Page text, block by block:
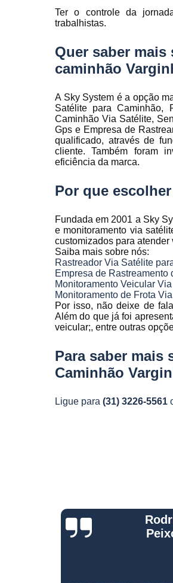
Ter o controle da
trabalhistas.
Quer saber
caminhão
A Sky System é a opção
Satélite para Caminhão,
Caminhão Via Satélite,
Gps e Empresa de
qualificado, através de
cliente. Também foram
eficiência da marca.
Por que
Fundada em 2001 a Sky
e monitoramento via
customizados para atender
Saiba mais sobre nós:
Rastreador Via Satélite
Empresa de Rastreamento
Monitoramento Veicular
Monitoramento de Frota
Por isso, não deixe de
Além do que já foi
veicular;, entre outras
Para saber mais
Caminhão
Ligue para (31) 3226-5561